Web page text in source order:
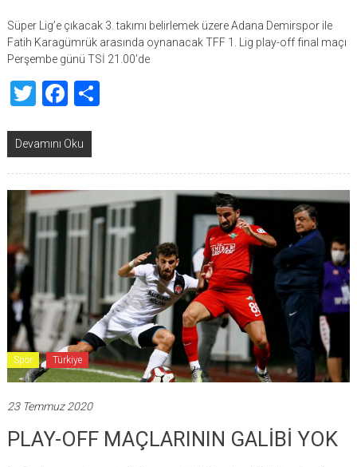
Süper Lig’e çıkacak 3. takımı belirlemek üzere Adana Demirspor ile
Fatih Karagümrük arasında oynanacak TFF 1. Lig play-off final maçı
Perşembe günü TSİ 21.00’de
TwitterFacebook
Share
Devamını Oku
Spor Türkiye
23 Temmuz 2020
PLAY-OFF MAÇLARININ GALİBİ YOK